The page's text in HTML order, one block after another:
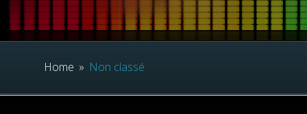
Home » Non classé